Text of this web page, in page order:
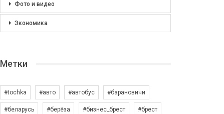
Фото и видео
Экономика
Метки
#tochka #авто #автобус #барановичи
#беларусь #берёза #бизнес_брест #брест